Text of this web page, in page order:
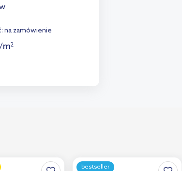
na zamówienie
m2
bestseller